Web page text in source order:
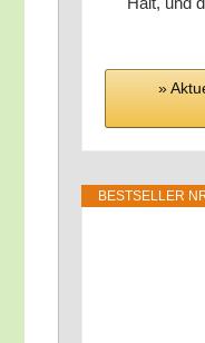
»
BEST­SEL­LER